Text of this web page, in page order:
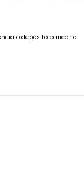
o depósito bancario